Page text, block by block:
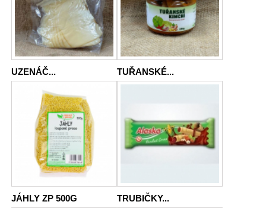
UZENÁČ... TUŘANSKÉ...
JÁHLY ZP 500G TRUBIČKY...